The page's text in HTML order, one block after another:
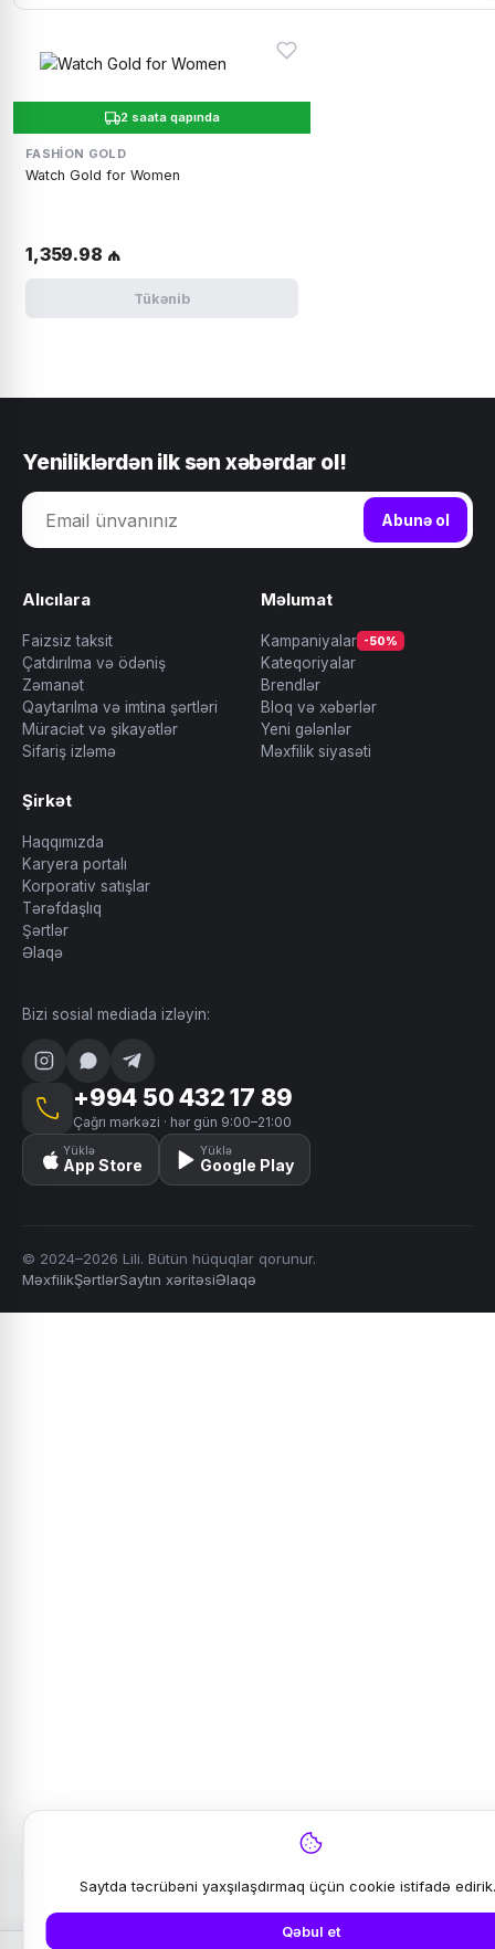
2 saata qapında
FASHION GOLD
Watch Gold for Women
1,359.98 ₼
Tükənib
Yeniliklərdən ilk sən xəbərdar ol!
Abunə ol
Alıcılara
Faizsiz taksit
Çatdırılma və ödəniş
Zəmanət
Qaytarılma və imtina şərtləri
Müraciət və şikayətlər
Sifariş izləmə
Məlumat
Kampaniyalar -50%
Kateqoriyalar
Brendlər
Bloq və xəbərlər
Yeni gələnlər
Məxfilik siyasəti
Şirkət
Haqqımızda
Karyera portalı
Korporativ satışlar
Tərəfdaşlıq
Şərtlər
Əlaqə
Bizi sosial mediada izləyin:
+994 50 432 17 89
Çağrı mərkəzi · hər gün 9:00–21:00
Yüklə
App Store
Yüklə
Google Play
© 2024–2026 Lili. Bütün hüquqlar qorunur.
MəxfilikŞərtlərSaytın xəritəsiƏlaqə
Saytda təcrübəni yaxşılaşdırmaq üçün cookie istifadə
Qəbul et